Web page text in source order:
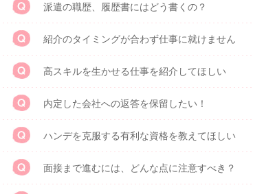
派遣の職歴、履歴書にはどう書くの？
紹介のタイミングが合わず仕事に就けません
高スキルを生かせる仕事を紹介してほしい
内定した会社への返答を保留したい！
ハンデを克服する有利な資格を教えてほしい
面接まで進むには、どんな点に注意すべき？